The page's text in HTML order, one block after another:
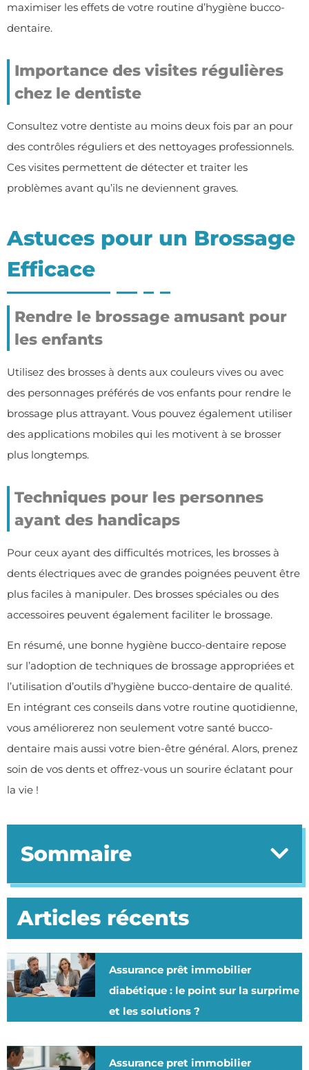
maximiser les effets de votre routine d’hygiène bucco-
dentaire.
Importance des visites régulières
chez le dentiste
Consultez votre dentiste au moins deux fois par an pour
des contrôles réguliers et des nettoyages professionnels.
Ces visites permettent de détecter et traiter les
problèmes avant qu’ils ne deviennent graves.
Astuces pour un Brossage
Efficace
Rendre le brossage amusant pour
les enfants
Utilisez des brosses à dents aux couleurs vives ou avec
des personnages préférés de vos enfants pour rendre le
brossage plus attrayant. Vous pouvez également utiliser
des applications mobiles qui les motivent à se brosser
plus longtemps.
Techniques pour les personnes
ayant des handicaps
Pour ceux ayant des difficultés motrices, les brosses à
dents électriques avec de grandes poignées peuvent être
plus faciles à manipuler. Des brosses spéciales ou des
accessoires peuvent également faciliter le brossage.
En résumé, une bonne hygiène bucco-dentaire repose
sur l’adoption de techniques de brossage appropriées et
l’utilisation d’outils d’hygiène bucco-dentaire de qualité.
En intégrant ces conseils dans votre routine quotidienne,
vous améliorerez non seulement votre santé bucco-
dentaire mais aussi votre bien-être général. Alors, prenez
soin de vos dents et offrez-vous un sourire éclatant pour
la vie !
Sommaire
Articles récents
Assurance prêt immobilier
diabétique : le point sur la surprime
et les solutions ?
Assurance pret immobilier